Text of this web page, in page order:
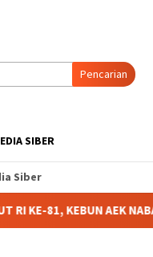
Pencarian
SIBER
Siber
AEK NABARA SELATAN